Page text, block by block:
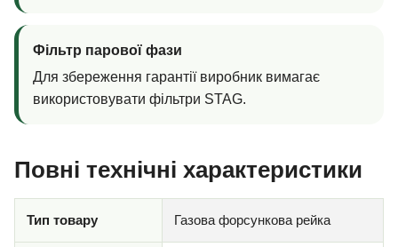
Фільтр парової фази
Для збереження гарантії виробник вимагає
використовувати фільтри STAG.
Повні технічні характеристики
Тип товару Газова форсункова рейка